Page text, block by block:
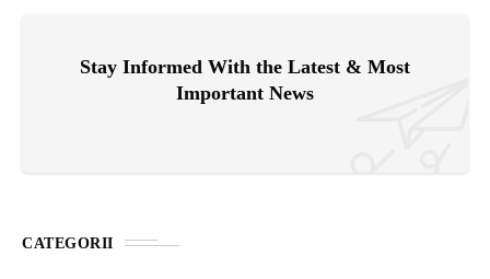
Stay Informed With the Latest & Most
Important News
CATEGORII